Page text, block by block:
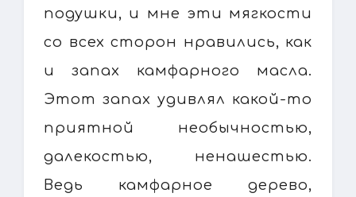
подушки, и мне эти мягкости
со всех сторон нравились, как
и запах камфарного масла.
Этот запах удивлял какой-то
приятной необычностью,
далекостью, ненашестью.
Ведь камфарное дерево,